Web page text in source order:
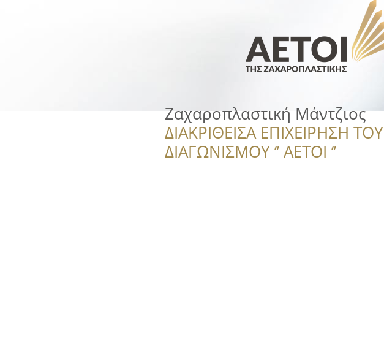
Ζαχαροπλαστική Μάντζιος
ΔΙΑΚΡΙΘΕΙΣΑ ΕΠΙΧΕΙΡΗΣΗ ΤΟΥ
ΔΙΑΓΩΝΙΣΜΟΥ ‘’ ΑΕΤΟΙ ‘’